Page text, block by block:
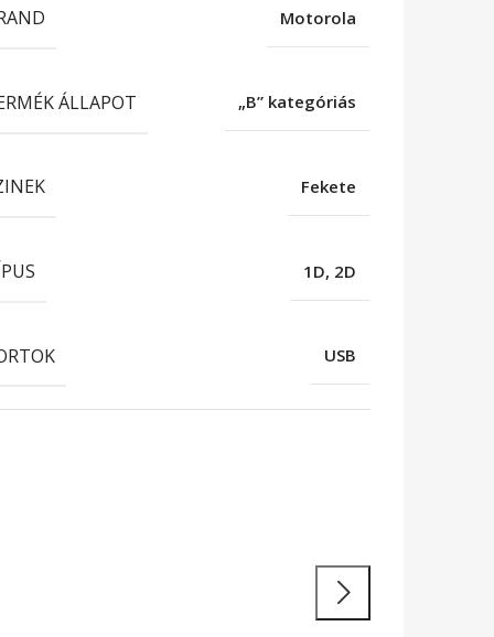
Motorola
ÁLLAPOT „B” kategóriás
Fekete
1D, 2D
USB
teljesítményű laptopok és 2 az 1-ben